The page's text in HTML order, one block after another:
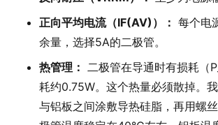
正向平均电流（IF(AV)）： 每个电
余量，选择5A的二极管。
热管理： 二极管在导通时有损耗（
耗约0.75W。这个热量必须散掉。
与铝板之间涂敷导热硅脂，再用螺